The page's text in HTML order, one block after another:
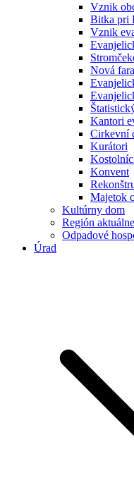
Vznik
Bitka pri
Vznik
Nová
Kantori
Cirkevní
Kurátori
Konvent
Majetok
Kultúrny dom
Región aktuálne
Odpadové
Úrad